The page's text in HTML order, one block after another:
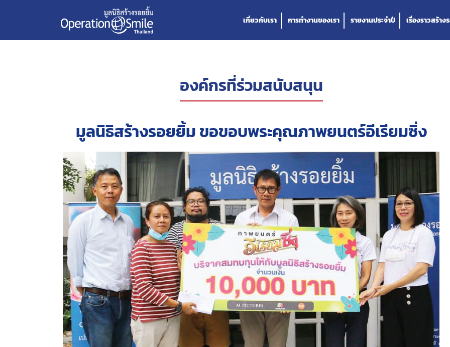
เกี่ยวกับเรา การทำงานของเรา รายงานประจำปี เรื่องราวสร้า
องค์กรที่ร่วมสนับสนุน
มูลนิธิสร้างรอยยิ้ม ขอขอบพระคุณภาพยนตร์อีเรียมซิ่ง